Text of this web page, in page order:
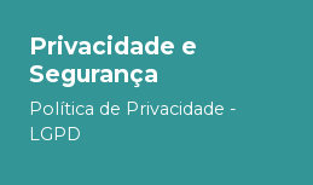
Privacidade e
Segurança
Política de Privacidade -
LGPD